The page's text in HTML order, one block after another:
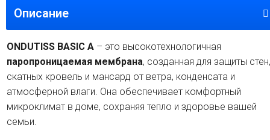
Описание
ONDUTISS BASIC A – это высокотехнологичная
паропроницаемая мембрана, созданная для защиты стен,
скатных кровель и мансард от ветра, конденсата и
атмосферной влаги. Она обеспечивает комфортный
микроклимат в доме, сохраняя тепло и здоровье вашей
семьи.